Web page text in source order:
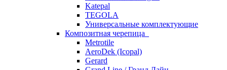
Katepal
TEGOLA
Универсальные комплектующие
Композитная черепица
Metrotile
AeroDek (Icopal)
Gerard